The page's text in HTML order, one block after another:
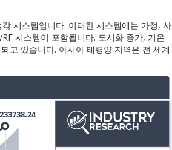
시스템입니다. 이러한 시스템에는 가정, 사
시스템이 포함됩니다. 도시화 증가, 기온
고 있습니다. 아시아 태평양 지역은 전 세계